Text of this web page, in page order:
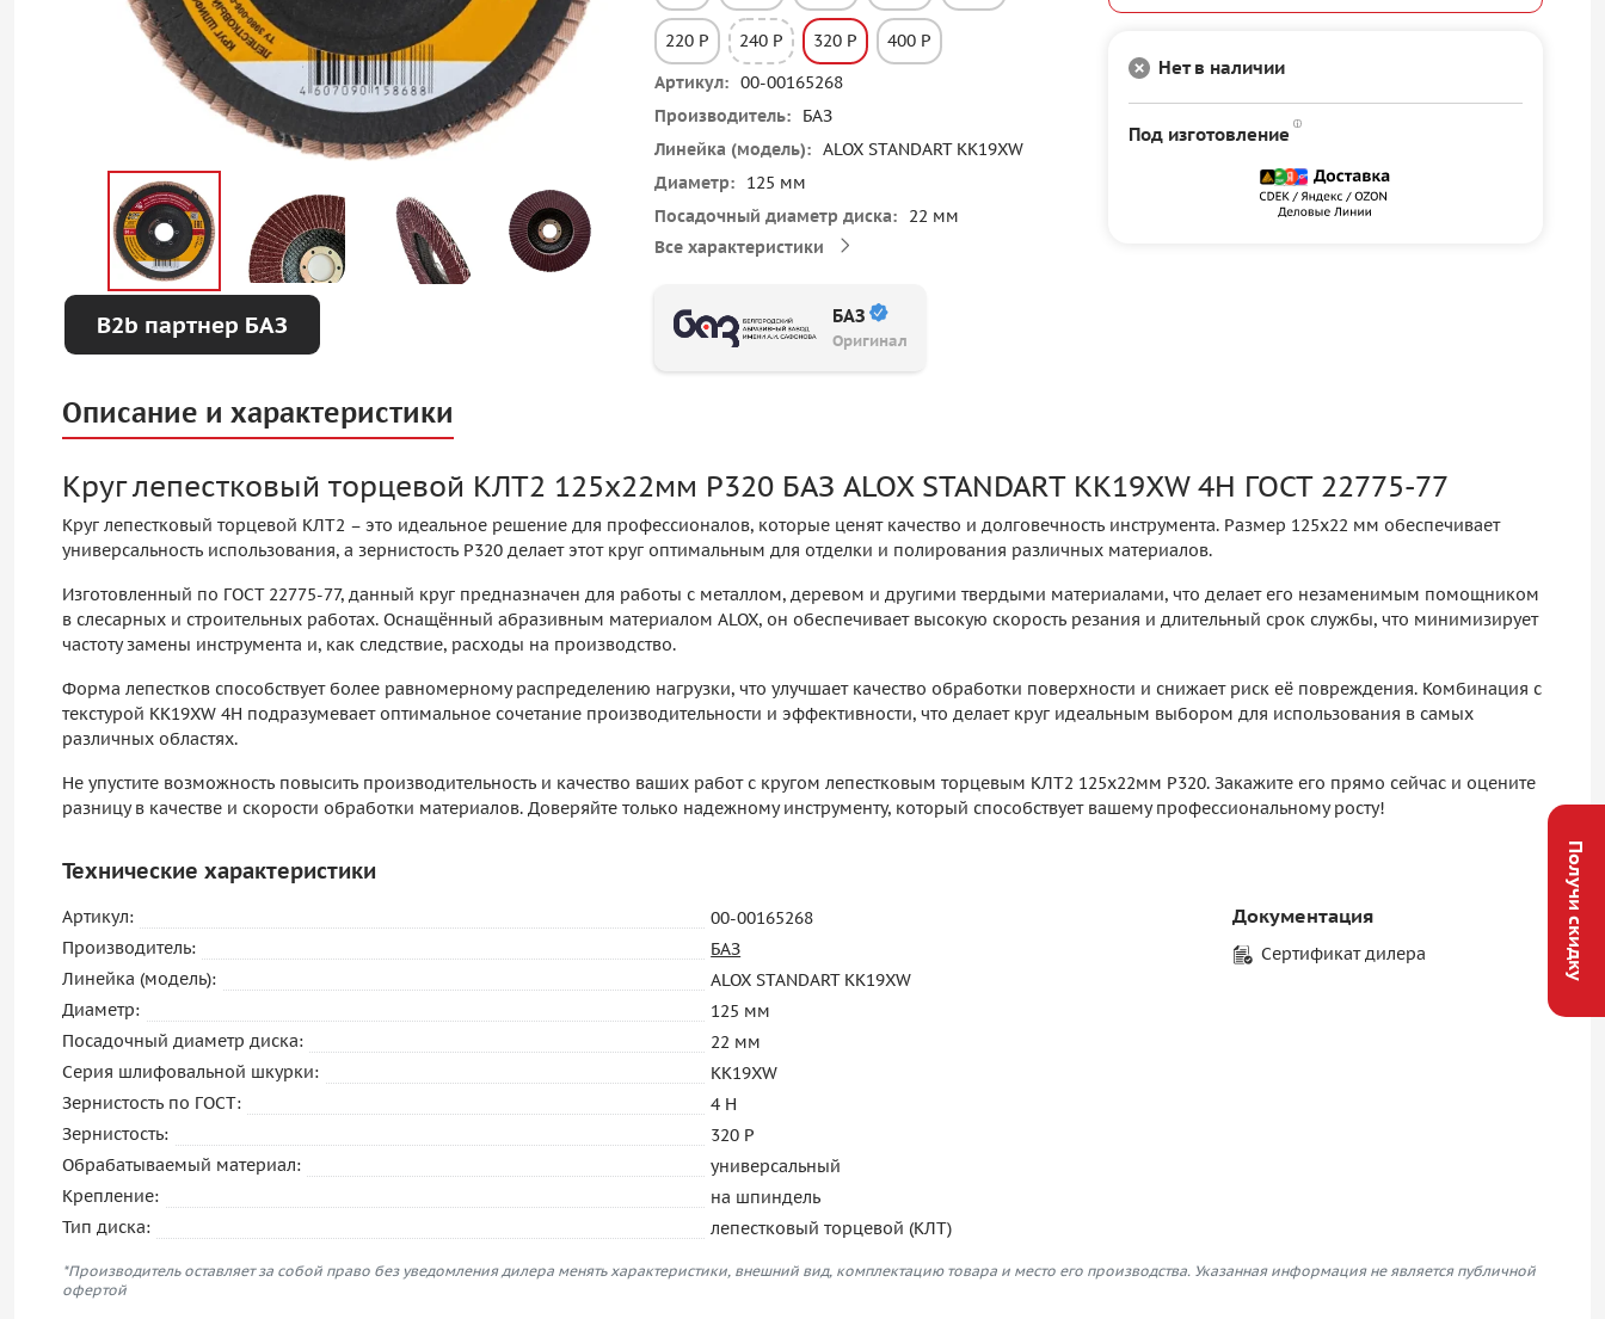
B2b партнер БАЗ
220 P 240 P 320 P
400 P
Артикул
00-00165268
Производитель
БАЗ
Линейка (модель)
ALOX STANDART KK19XW
Диаметр
125 мм
Посадочный диаметр диска
22 мм
Все характеристики
БАЗ
Оригинал
Нет в наличии
Под изготовление
Описание и характеристики
Круг лепестковый торцевой КЛТ2 125х22мм P320 БАЗ ALOX STANDART KK19XW 4H ГОСТ 22775-77
Круг лепестковый торцевой КЛТ2 – это идеальное решение для профессионалов, которые ценят качество и долговечность инструмента. Размер 125х22 мм обеспечивает
универсальность использования, а зернистость P320 делает этот круг оптимальным для отделки и полирования различных материалов.
Изготовленный по ГОСТ 22775-77, данный круг предназначен для работы с металлом, деревом и другими твердыми материалами, что делает его незаменимым помощником
в слесарных и строительных работах. Оснащённый абразивным материалом ALOX, он обеспечивает высокую скорость резания и длительный срок службы, что минимизирует
частоту замены инструмента и, как следствие, расходы на производство.
Форма лепестков способствует более равномерному распределению нагрузки, что улучшает качество обработки поверхности и снижает риск её повреждения. Комбинация с
текстурой KK19XW 4H подразумевает оптимальное сочетание производительности и эффективности, что делает круг идеальным выбором для использования в самых
различных областях.
Не упустите возможность повысить производительность и качество ваших работ с кругом лепестковым торцевым КЛТ2 125х22мм P320. Закажите его прямо сейчас и оцените
разницу в качестве и скорости обработки материалов. Доверяйте только надежному инструменту, который способствует вашему профессиональному росту!
Технические характеристики
Артикул:
00-00165268
Производитель:
БАЗ
Линейка (модель):
ALOX STANDART KK19XW
Диаметр:
125 мм
Посадочный диаметр диска:
22 мм
Серия шлифовальной шкурки:
KK19XW
Зернистость по ГОСТ:
4 H
Зернистость:
320 P
Обрабатываемый материал:
универсальный
Крепление:
на шпиндель
Тип диска:
лепестковый торцевой (КЛТ)
Документация
Сертификат дилера
*Производитель оставляет за собой право без уведомления дилера менять характеристики, внешний вид, комплектацию товара и место его производства. Указанная информация не является публичной
офертой
Получи скидку